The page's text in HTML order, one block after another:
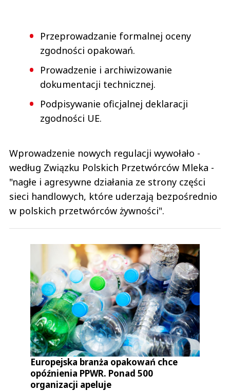
Przeprowadzanie formalnej oceny
zgodności opakowań.
Prowadzenie i archiwizowanie
dokumentacji technicznej.
Podpisywanie oficjalnej deklaracji
zgodności UE.
Wprowadzenie nowych regulacji wywołało -
według Związku Polskich Przetwórców Mleka -
"nagłe i agresywne działania ze strony części
sieci handlowych, które uderzają bezpośrednio
w polskich przetwórców żywności".
Europejska branża opakowań chce
opóźnienia PPWR. Ponad 500
organizacji apeluje